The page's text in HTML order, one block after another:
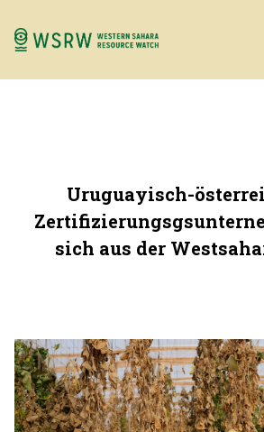
Uruguayisch-
sich aus der